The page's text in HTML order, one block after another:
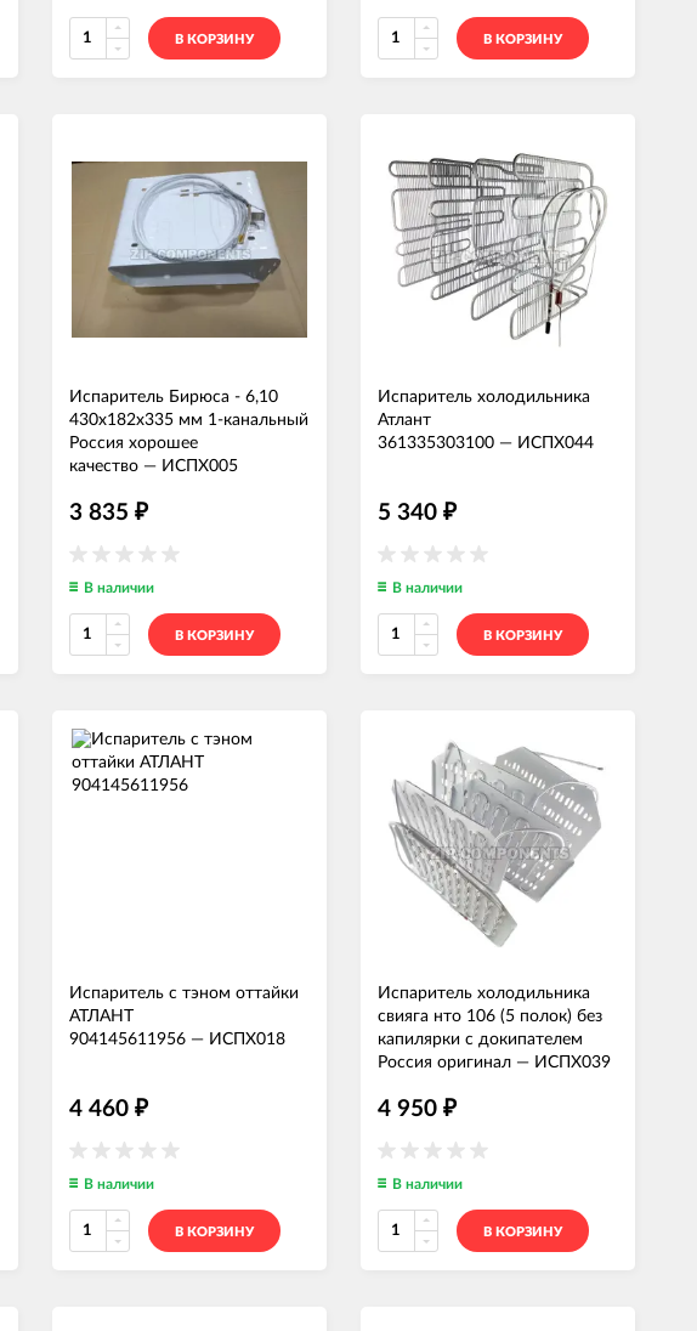
В КОРЗИНУ В КОРЗИНУ
Испаритель Бирюса - 6,10
430x182x335 мм 1-канальный
Россия хорошее
качество — ИСПХ005
3 835 ₽
В наличии
В КОРЗИНУ
Испаритель холодильника
Атлант
361335303100 — ИСПХ044
5 340 ₽
В наличии
В КОРЗИНУ
Испаритель с тэном оттайки
АТЛАНТ
904145611956 — ИСПХ018
4 460 ₽
В наличии
В КОРЗИНУ
Испаритель холодильника
свияга нто 106 (5 полок) без
капилярки с докипателем
Россия оригинал — ИСПХ039
4 950 ₽
В наличии
В КОРЗИНУ